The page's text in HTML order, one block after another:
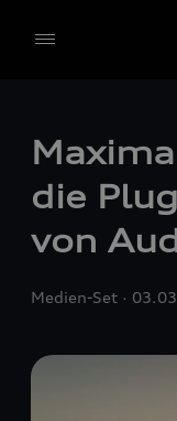
die
von
Medien-Set